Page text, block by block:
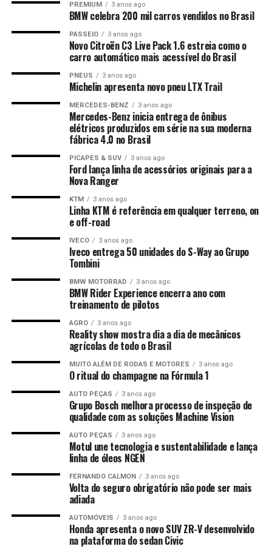
PREMIUM 3 anos ago
BMW celebra 200 mil carros vendidos no Brasil
PASSEIO 3 anos ago
Novo Citroën C3 Live Pack 1.6 estreia como o
carro automático mais acessível do Brasil
PNEUS 3 anos ago
Michelin apresenta novo pneu LTX Trail
MERCEDES-BENZ 3 anos ago
Mercedes-Benz inicia entrega de ônibus
elétricos produzidos em série na sua moderna
fábrica 4.0 no Brasil
PICAPES & SUV 3 anos ago
Ford lança linha de acessórios originais para a
Nova Ranger
KTM 3 anos ago
Linha KTM é referência em qualquer terreno, on
e off-road
IVECO 3 anos ago
Iveco entrega 50 unidades do S-Way ao Grupo
Tombini
BMW MOTORRAD 3 anos ago
BMW Rider Experience encerra ano com
treinamento de pilotos
AGRO 3 anos ago
Reality show mostra dia a dia de mecânicos
agrícolas de todo o Brasil
MUITO ALÉM DE RODAS E MOTORES 3 anos ago
O ritual do champagne na Fórmula 1
AUTO PEÇAS 3 anos ago
Grupo Bosch melhora processo de inspeção de
qualidade com as soluções Machine Vision
AUTO PEÇAS 3 anos ago
Motul une tecnologia e sustentabilidade e lança
linha de óleos NGEN
FERNANDO CALMON 3 anos ago
Volta do seguro obrigatório não pode ser mais
adiada
AUTOMÓVEIS 3 anos ago
Honda apresenta o novo SUV ZR-V desenvolvido
na plataforma do sedan Civic